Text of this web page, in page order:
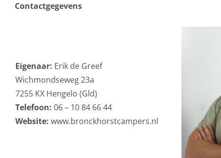
Contactgegevens
Eigenaar: Erik de Greef
Wichmondseweg 23a
7255 KX Hengelo (Gld)
Telefoon: 06 – 10 84 66 44
Website: www.bronckhorstcampers.nl